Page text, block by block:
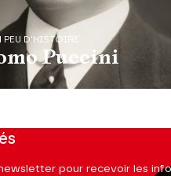
PEU D'HISTOIRE
Puccini
pour recevoir les